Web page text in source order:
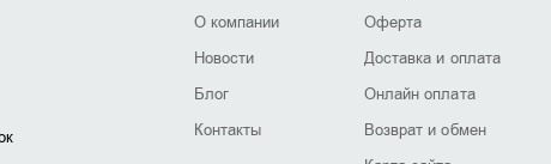
О компании
Новости
Блог
Контакты
Оферта
Доставка и оплата
Онлайн оплата
Возврат и обмен